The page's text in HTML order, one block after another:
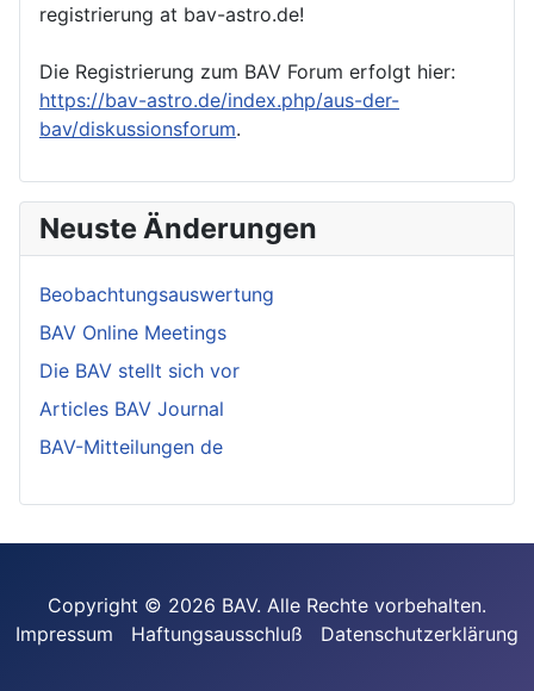
registrierung at bav-astro.de!
Die Registrierung zum BAV Forum erfolgt hier:
https://bav-astro.de/index.php/aus-der-
bav/diskussionsforum.
Neuste Änderungen
Beobachtungsauswertung
BAV Online Meetings
Die BAV stellt sich vor
Articles BAV Journal
BAV-Mitteilungen de
Copyright © 2026 BAV. Alle Rechte vorbehalten.
Impressum
Haftungsausschluß Datenschutzerklärung